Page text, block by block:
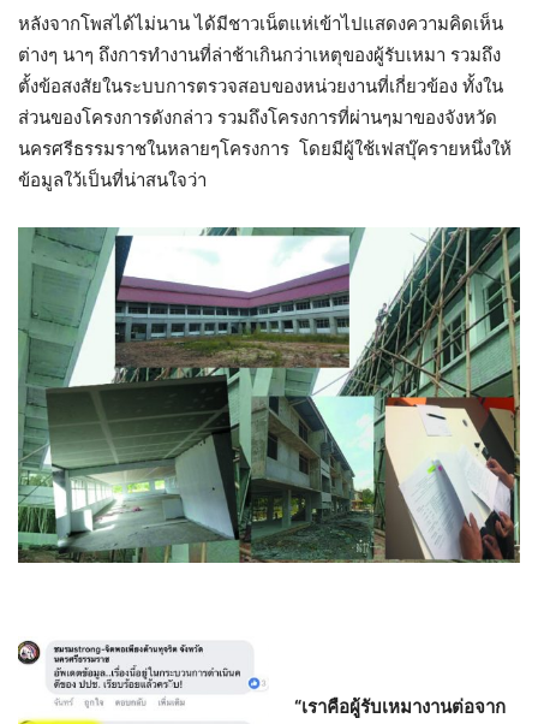
หลังจากโพสได้ไม่นาน ได้มีชาวเน็ตแห่เข้าไปแสดงความคิดเห็น
ต่างๆ นาๆ ถึงการทำงานที่ล่าช้าเกินกว่าเหตุของผู้รับเหมา รวมถึง
ตั้งข้อสงสัยในระบบการตรวจสอบของหน่วยงานที่เกี่ยวข้อง ทั้งใน
ส่วนของโครงการดังกล่าว รวมถึงโครงการที่ผ่านๆมาของจังหวัด
นครศรีธรรมราชในหลายๆโครงการ โดยมีผู้ใช้เฟสบุ๊ครายหนึ่งให้
ข้อมูลใว้เป็นที่น่าสนใจว่า
“เราคือผู้รับเหมางานต่อจาก